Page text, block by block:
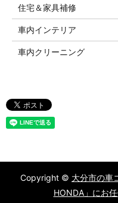
住宅＆家具補修
車内インテリア
車内クリーニング
Copyright © 大分市の車
HONDA」にお任